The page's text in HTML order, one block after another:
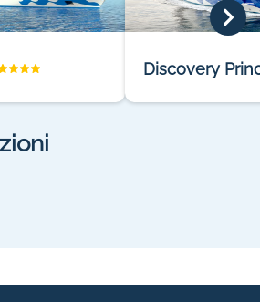
Discovery